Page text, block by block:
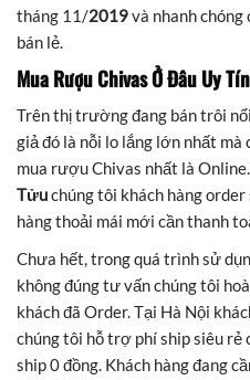
tháng 11/2019và nhanh
bán lẻ.
Mua Rượu Chivas Ở Đâu Uy
Trên thị trường đang bán trôi
giả đó là nỗi lo lắng lớn nhất mà
mua rượu Chivas nhất là
Tửuchúng tôi khách hàng
hàng thoải mái mới cần thanh
Chưa hết, trong quá trình sử
không đúng tư vấn chúng tôi
khách đã Order. Tại Hà Nội
chúng tôi hỗ trợ phí ship siêu rẻ
ship 0 đồng. Khách hàng đang